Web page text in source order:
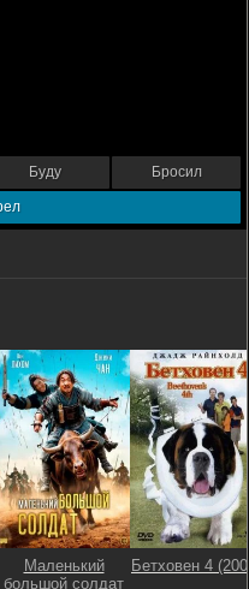
Буду Бросил
Маленький
большой солдат
Бетховен 4